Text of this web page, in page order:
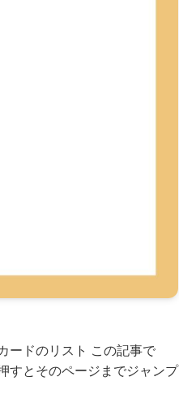
ードのリスト この記事で
すとそのページまでジャンプ